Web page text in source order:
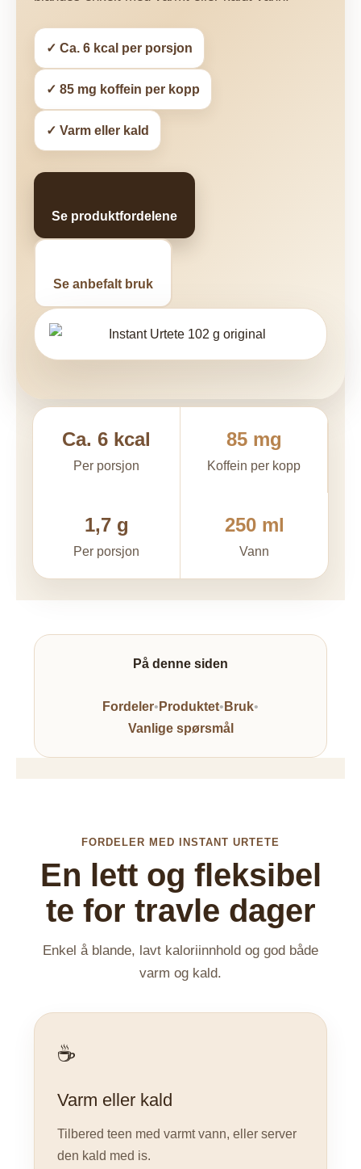
✓ Ca. 6 kcal per porsjon
✓ 85 mg koffein per kopp
✓ Varm eller kald
Se produktfordelene
Se anbefalt bruk
Ca. 6 kcal
Per porsjon
85 mg
Koffein per kopp
1,7 g
Per porsjon
250 ml
Vann
På denne siden
Fordeler•Produktet•Bruk•
Vanlige spørsmål
FORDELER MED INSTANT URTETE
En lett og fleksibel
te for travle dager
Enkel å blande, lavt kaloriinnhold og god både
varm og kald.
☕
Varm eller kald
Tilbered teen med varmt vann, eller server
den kald med is.